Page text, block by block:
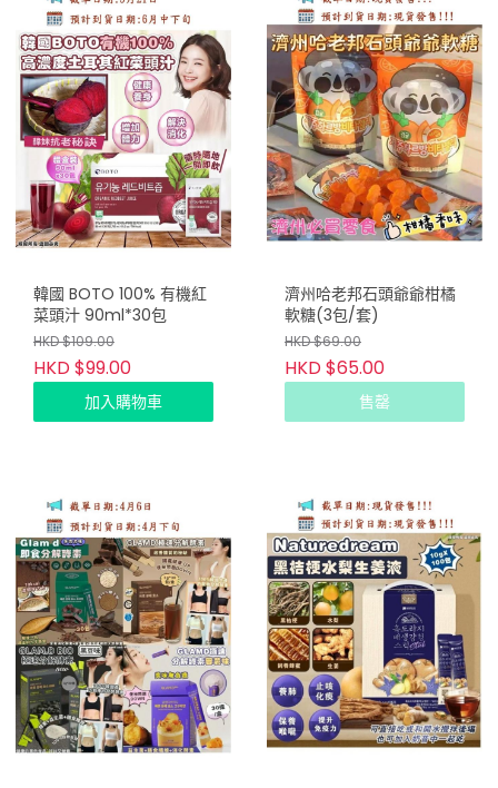
韓國 BOTO 100% 有機紅
菜頭汁 90ml*30包
HKD $109.00
HKD $99.00
加入購物車
濟州哈老邦石頭爺爺柑橘
軟糖(3包/套)
HKD $69.00
HKD $65.00
售罄